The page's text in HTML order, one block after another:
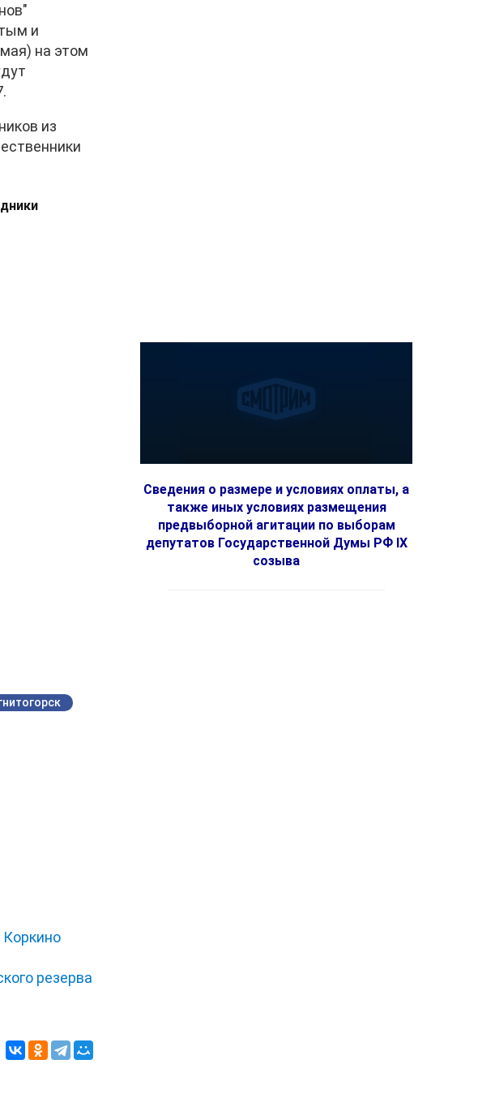
и
на этом
из
Коркино
резерва
Сведения о размере и условиях оплаты, а
также иных условиях размещения
предвыборной агитации по выборам
депутатов Государственной Думы РФ IX
созыва